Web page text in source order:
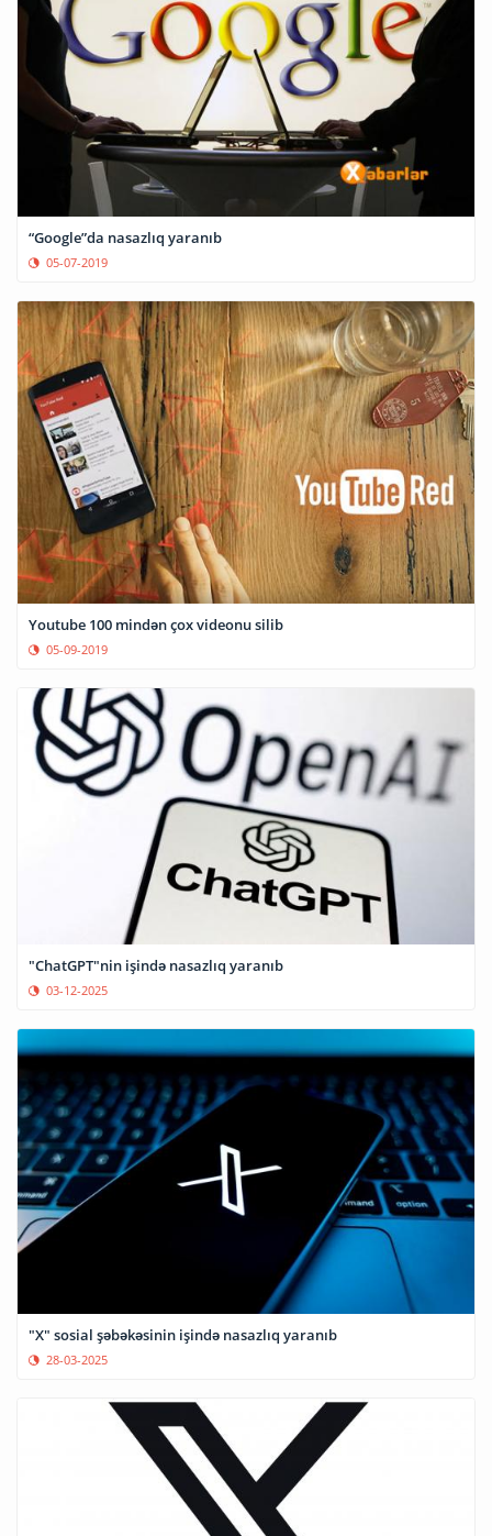
“Google”da nasazlıq yaranıb
05-07-2019
Youtube 100 mindən çox videonu silib
05-09-2019
"ChatGPT"nin işində nasazlıq yaranıb
03-12-2025
"X" sosial şəbəkəsinin işində nasazlıq yaranıb
28-03-2025